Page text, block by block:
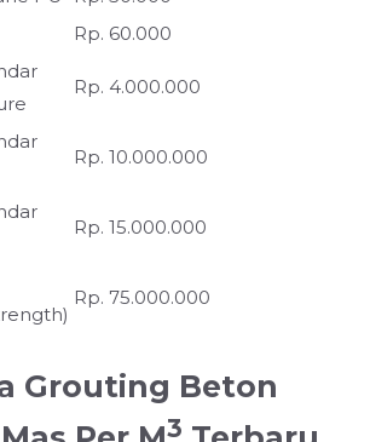
Rp. 60.000
Rp. 4.000.000
Rp. 10.000.000
Rp. 15.000.000
Rp. 75.000.000
Grouting Beton
3